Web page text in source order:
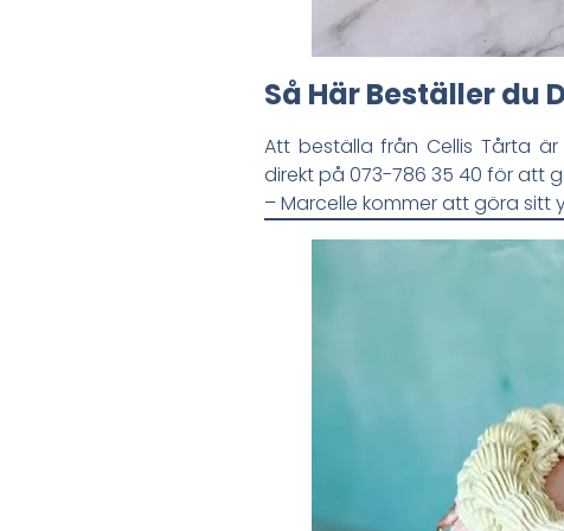
Så Här Beställer du
Att beställa från Cellis Tårta
direkt på 073-786 35 40 för att
– Marcelle kommer att göra